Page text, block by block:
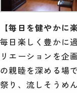
【毎日を健やかに
毎日楽しく豊かに
リエーションを企
の親睦を深める場
祭り、流しそうめ